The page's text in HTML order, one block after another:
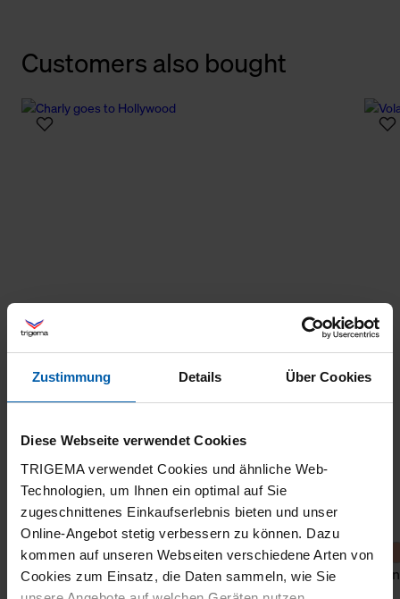
Zustimmung Details Über Cookies
Diese Webseite verwendet Cookies
TRIGEMA verwendet Cookies und ähnliche Web-
Technologien, um Ihnen ein optimal auf Sie
zugeschnittenes Einkaufserlebnis bieten und unser
Online-Angebot stetig verbessern zu können. Dazu
kommen auf unseren Webseiten verschiedene Arten von
Cookies zum Einsatz, die Daten sammeln, wie Sie
Customers also bought
Charly goes to Hollywood